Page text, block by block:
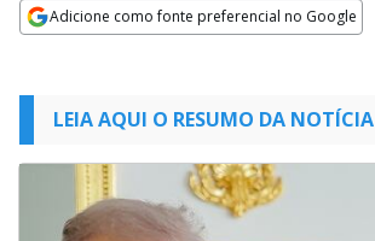
Adicione como fonte preferencial no Google
LEIA AQUI O RESUMO DA NOTÍCIA